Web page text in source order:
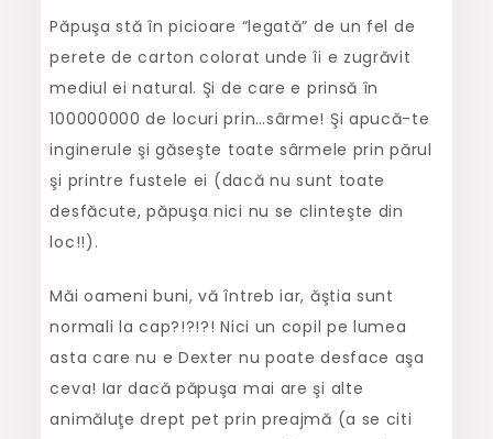
Păpuşa stă în picioare “legată” de un fel de
perete de carton colorat unde îi e zugrăvit
mediul ei natural. Şi de care e prinsă în
100000000 de locuri prin…sârme! Şi apucă-te
inginerule şi găseşte toate sârmele prin părul
şi printre fustele ei (dacă nu sunt toate
desfăcute, păpuşa nici nu se clinteşte din
loc!!).
Măi oameni buni, vă întreb iar, ăştia sunt
normali la cap?!?!?! Nici un copil pe lumea
asta care nu e Dexter nu poate desface aşa
ceva! Iar dacă păpuşa mai are şi alte
animăluţe drept pet prin preajmă (a se citi